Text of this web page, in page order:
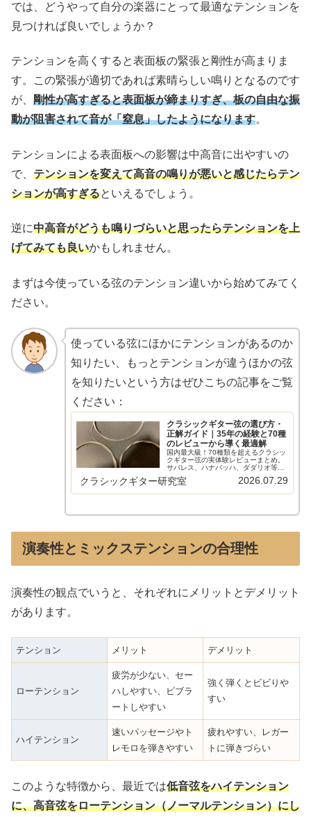
では、どうやって自分の楽器にとって最適なテンションを
見つければ良いでしょうか？
テンションを高くすると表面板の緊張と剛性が高まりま
す。この緊張が適切であれば素晴らしい鳴りとなるのです
が、 剛性が高すぎると表面板が締まりすぎ、板の自由な振
動が阻害されて音が「窒息」したようになります。
テンションによる表面板への影響は中高音に出やすいの
で、 テンションを変えて高音の鳴りが悪いと感じたらテン
ションが高すぎるといえるでしょう。
逆に中高音がどうも鳴りづらいと思ったらテンションを上
げてみても良いかもしれません。
まずは今使っている弦のテンション違いから始めてみてく
ださい。
使っている弦にほかにテンションがあるのか
知りたい、もっとテンションが違うほかの弦
を知りたいという方はぜひこちの記事をご覧
ください：
クラシックギター弦の選び方・
正解ガイド｜35年の経験と70種
のレビューから導く最適解
国内最大級！70種類を超えるクラシッ
クギター弦の実体験レビューまとめ。
サバレス、ハナバッハ、ダダリオ等の
主要メーカーから希少なスペイン弦ま
で網羅。比較早見表やショートカット
クラシックギター研究室 2026.07.29
演奏性とミックステンションの合理性
演奏性の観点でいうと、それぞれにメリットとデメリット
があります。
テンション メリット デメリット
ローテンション
疲労が少ない、セー
ハしやすい、ビブラ
ートしやすい
強く弾くとビビりや
すい
ハイテンション
速いパッセージやト
レモロを弾きやすい
疲れやすい、レガー
トに弾きづらい
このような特徴から、最近では低音弦をハイテンション
に、高音弦をローテンション（ノーマルテンション）にし